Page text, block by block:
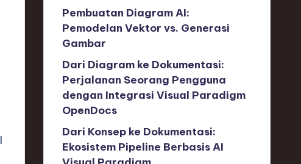
Pembuatan Diagram AI:
Pemodelan Vektor vs. Generasi
Gambar
Dari Diagram ke Dokumentasi:
Perjalanan Seorang Pengguna
dengan Integrasi Visual Paradigm
OpenDocs
Dari Konsep ke Dokumentasi:
Ekosistem Pipeline Berbasis AI